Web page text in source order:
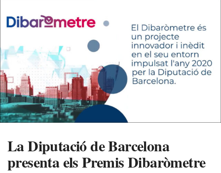
La Diputació de Barcelona
presenta els Premis Dibaròmetre